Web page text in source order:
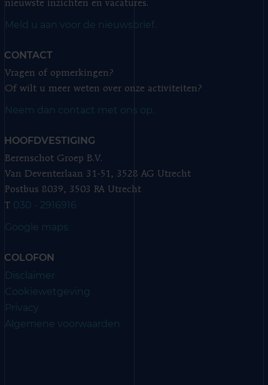
nieuwste inzichten en vacatures.
Meld u aan voor de nieuwsbrief.
CONTACT
Vragen of opmerkingen?
Of wilt u meer weten over onze activiteiten?
Neem dan contact met ons op.
HOOFDVESTIGING
Berenschot Groep B.V.
Van Deventerlaan 31-51, 3528 AG Utrecht
Postbus 8039, 3503 RA Utrecht
T 030 - 2916916
Google maps
COLOFON
Disclaimer
Cookiewetgeving
Privacy
Algemene voorwaarden